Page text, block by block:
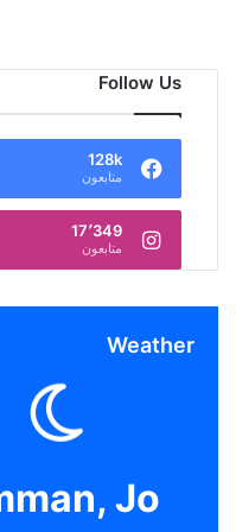
Follow Us
128k
متابعون
17٬349
متابعون
Weather
Jo